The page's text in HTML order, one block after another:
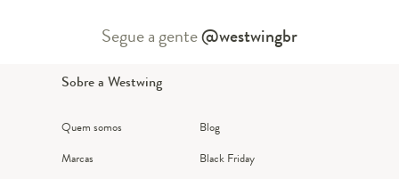
Segue a gente@westwingbr
Sobre a Westwing
Quem somos
Marcas
Blog
Black Friday